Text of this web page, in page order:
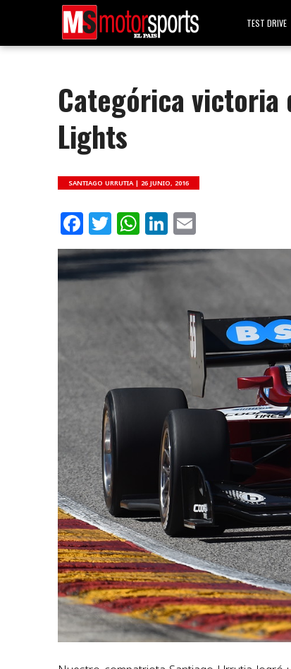
TEST DRIVE
Categórica victoria
Lights
SANTIAGO URRUTIA |26 JUNIO, 2016
Facebook
Twitter
WhatsApp
LinkedIn